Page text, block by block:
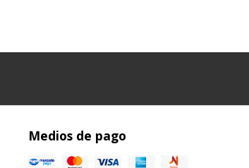
Medios de pago